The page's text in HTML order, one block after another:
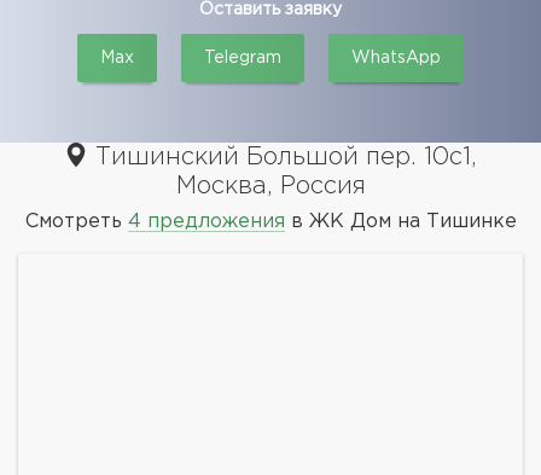
Оставить заявку
Max Telegram WhatsApp
Тишинский Большой пер. 10с1,
Москва, Россия
Смотреть 4 предложения в ЖК Дом на Тишинке